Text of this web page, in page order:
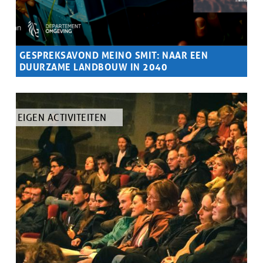
GESPREKSAVOND MEINO SMIT: NAAR EEN
DUURZAME LANDBOUW IN 2040
potentieel van een agro-ecologisch alternatief.
TYPE
ARTIKEL
EIGEN ACTIVITEITEN